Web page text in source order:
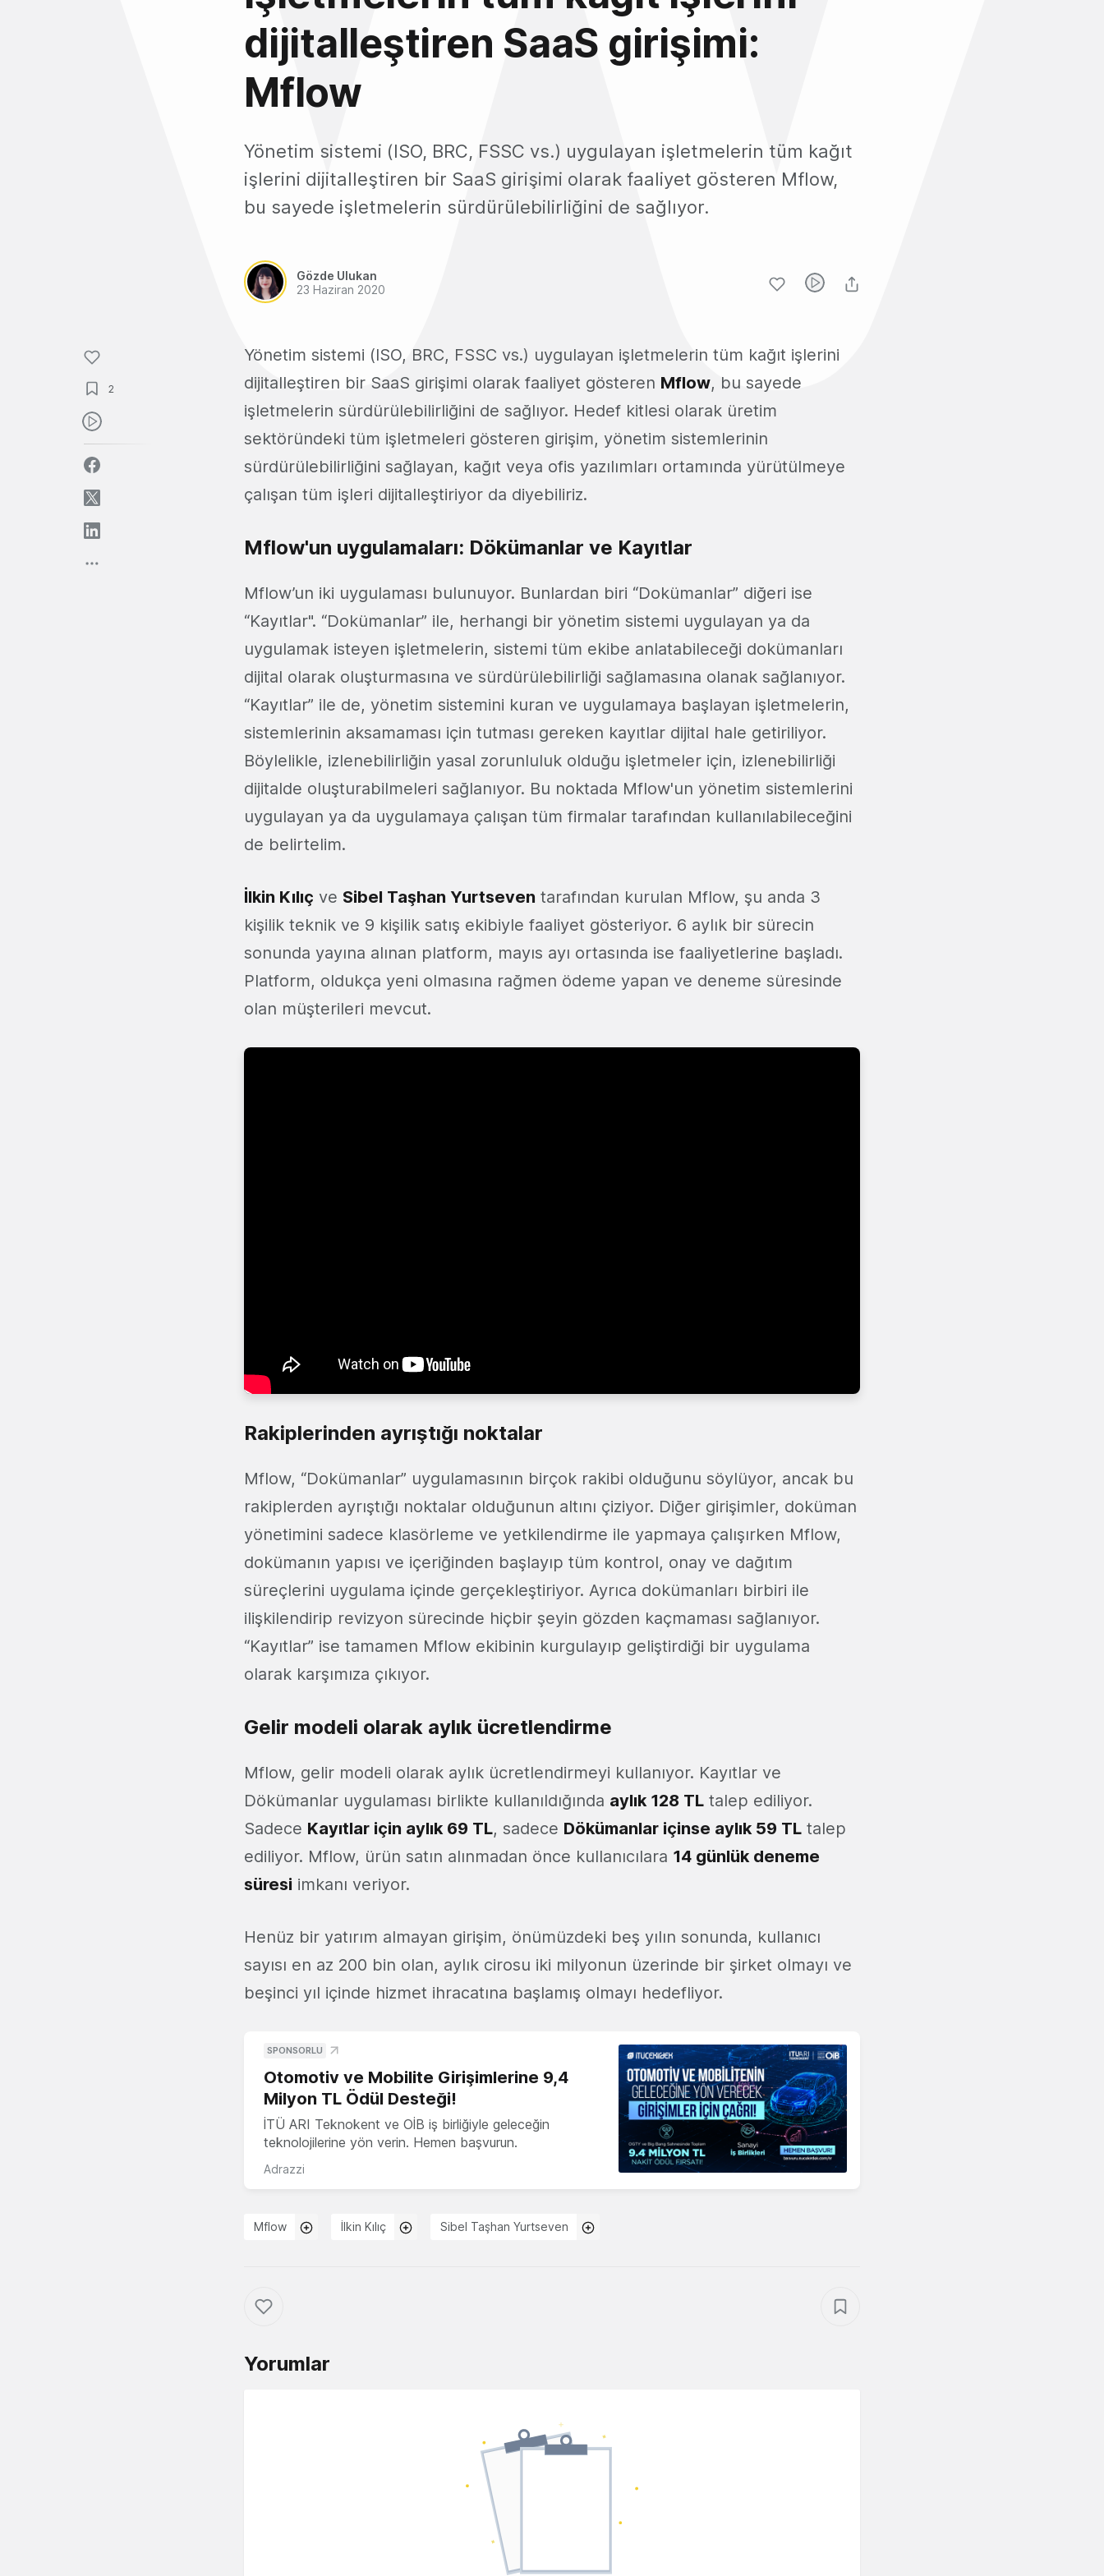
dijitalleştiren SaaS girişimi:
Mflow
Yönetim sistemi (ISO, BRC, FSSC vs.) uygulayan işletmelerin tüm kağıt
işlerini dijitalleştiren bir SaaS girişimi olarak faaliyet gösteren Mflow,
bu sayede işletmelerin sürdürülebilirliğini de sağlıyor.
Gözde Ulukan
23 Haziran 2020
2
Yönetim sistemi (ISO, BRC, FSSC vs.) uygulayan işletmelerin tüm kağıt işlerini
dijitalleştiren bir SaaS girişimi olarak faaliyet gösteren Mflow, bu sayede
işletmelerin sürdürülebilirliğini de sağlıyor. Hedef kitlesi olarak üretim
sektöründeki tüm işletmeleri gösteren girişim, yönetim sistemlerinin
sürdürülebilirliğini sağlayan, kağıt veya ofis yazılımları ortamında yürütülmeye
çalışan tüm işleri dijitalleştiriyor da diyebiliriz.
Mflow'un uygulamaları: Dökümanlar ve Kayıtlar
Mflow’un iki uygulaması bulunuyor. Bunlardan biri “Dokümanlar” diğeri ise
“Kayıtlar". “Dokümanlar” ile, herhangi bir yönetim sistemi uygulayan ya da
uygulamak isteyen işletmelerin, sistemi tüm ekibe anlatabileceği dokümanları
dijital olarak oluşturmasına ve sürdürülebilirliği sağlamasına olanak sağlanıyor.
“Kayıtlar” ile de, yönetim sistemini kuran ve uygulamaya başlayan işletmelerin,
sistemlerinin aksamaması için tutması gereken kayıtlar dijital hale getiriliyor.
Böylelikle, izlenebilirliğin yasal zorunluluk olduğu işletmeler için, izlenebilirliği
dijitalde oluşturabilmeleri sağlanıyor. Bu noktada Mflow'un yönetim sistemlerini
uygulayan ya da uygulamaya çalışan tüm firmalar tarafından kullanılabileceğini
de belirtelim.
İlkin Kılıç ve Sibel Taşhan Yurtseven tarafından kurulan Mflow, şu anda 3
kişilik teknik ve 9 kişilik satış ekibiyle faaliyet gösteriyor. 6 aylık bir sürecin
sonunda yayına alınan platform, mayıs ayı ortasında ise faaliyetlerine başladı.
Platform, oldukça yeni olmasına rağmen ödeme yapan ve deneme süresinde
olan müşterileri mevcut.
Rakiplerinden ayrıştığı noktalar
Mflow, “Dokümanlar” uygulamasının birçok rakibi olduğunu söylüyor, ancak bu
rakiplerden ayrıştığı noktalar olduğunun altını çiziyor. Diğer girişimler, doküman
yönetimini sadece klasörleme ve yetkilendirme ile yapmaya çalışırken Mflow,
dokümanın yapısı ve içeriğinden başlayıp tüm kontrol, onay ve dağıtım
süreçlerini uygulama içinde gerçekleştiriyor. Ayrıca dokümanları birbiri ile
ilişkilendirip revizyon sürecinde hiçbir şeyin gözden kaçmaması sağlanıyor.
“Kayıtlar” ise tamamen Mflow ekibinin kurgulayıp geliştirdiği bir uygulama
olarak karşımıza çıkıyor.
Gelir modeli olarak aylık ücretlendirme
Mflow, gelir modeli olarak aylık ücretlendirmeyi kullanıyor. Kayıtlar ve
Dökümanlar uygulaması birlikte kullanıldığında aylık 128 TL talep ediliyor.
Sadece Kayıtlar için aylık 69 TL, sadece Dökümanlar içinse aylık 59 TL talep
ediliyor. Mflow, ürün satın alınmadan önce kullanıcılara 14 günlük deneme
süresi imkanı veriyor.
Henüz bir yatırım almayan girişim, önümüzdeki beş yılın sonunda, kullanıcı
sayısı en az 200 bin olan, aylık cirosu iki milyonun üzerinde bir şirket olmayı ve
beşinci yıl içinde hizmet ihracatına başlamış olmayı hedefliyor.
SPONSORLU
Otomotiv ve Mobilite Girişimlerine 9,4
Milyon TL Ödül Desteği!
İTÜ ARI Teknokent ve OİB iş birliğiyle geleceğin
teknolojilerine yön verin. Hemen başvurun.
Adrazzi
Mflow İlkin Kılıç Sibel Taşhan Yurtseven
Yorumlar